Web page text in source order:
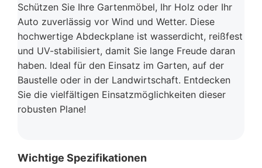
Schützen Sie Ihre Gartenmöbel, Ihr Holz oder Ihr
Auto zuverlässig vor Wind und Wetter. Diese
hochwertige Abdeckplane ist wasserdicht, reißfest
und UV-stabilisiert, damit Sie lange Freude daran
haben. Ideal für den Einsatz im Garten, auf der
Baustelle oder in der Landwirtschaft. Entdecken
Sie die vielfältigen Einsatzmöglichkeiten dieser
robusten Plane!
Wichtige Spezifikationen